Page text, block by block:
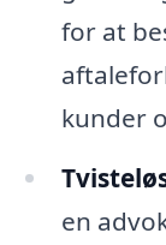
for at
kunder
en